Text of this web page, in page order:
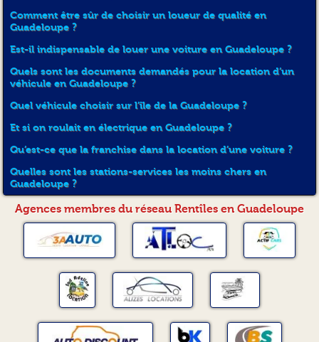
Comment être sûr de choisir un loueur de qualité en
Guadeloupe ?
Est-il indispensable de louer une voiture en Guadeloupe ?
Quels sont les documents demandés pour la location d’un
véhicule en Guadeloupe ?
Quel véhicule choisir sur l’île de la Guadeloupe ?
Et si on roulait en électrique en Guadeloupe ?
Qu’est-ce que la franchise dans la location d’une voiture ?
Quelles sont les stations-services les moins chers en
Guadeloupe ?
Agences membres du réseau Rentîles en Guadeloupe